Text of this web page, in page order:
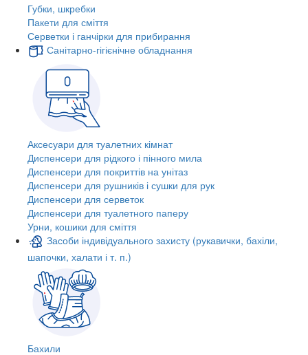
Губки, шкребки
Пакети для сміття
Серветки і ганчірки для прибирання
Санітарно-гігієнічне обладнання
Аксесуари для туалетних кімнат
Диспенсери для рідкого і пінного мила
Диспенсери для покриттів на унітаз
Диспенсери для рушників і сушки для рук
Диспенсери для серветок
Диспенсери для туалетного паперу
Урни, кошики для сміття
Засоби індивідуального захисту (рукавички, бахіли,
шапочки, халати і т. п.)
Бахили